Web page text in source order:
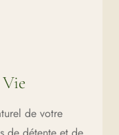
Vie
de votre